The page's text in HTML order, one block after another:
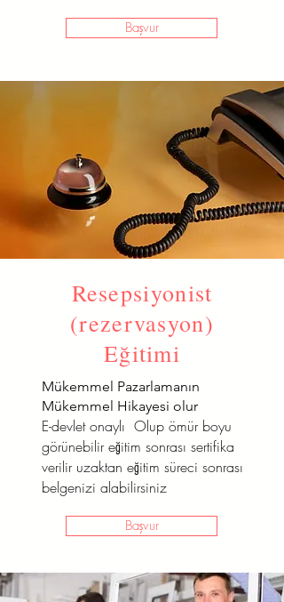
Başvur
Resepsiyonist
(rezervasyon)
Eğitimi
Mükemmel Pazarlamanın
Mükemmel Hikayesi olur
E-devlet onaylı Olup ömür boyu
görünebilir eğitim sonrası sertifika
verilir uzaktan eğitim süreci sonrası
belgenizi alabilirsiniz
Başvur